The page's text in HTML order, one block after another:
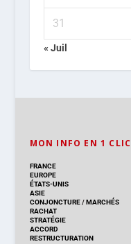
31
« Juil
MON INFO EN 1 CLIC
FRANCE
EUROPE
ÉTATS-UNIS
ASIE
CONJONCTURE/MARCHÉS
RACHAT
STRATÉGIE
ACCORD
RESTRUCTURATION